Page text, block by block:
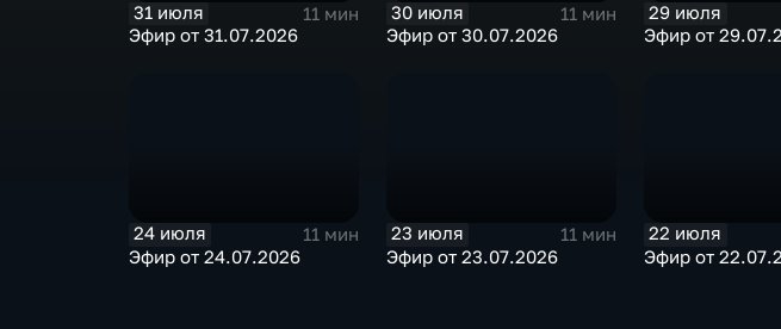
31 июля
11 мин
Эфир от 31.07.2026
30 июля
11 мин
Эфир от 30.07.2026
29 июля
Эфир от
24 июля
11 мин
Эфир от 24.07.2026
23 июля
11 мин
Эфир от 23.07.2026
22 июля
Эфир от